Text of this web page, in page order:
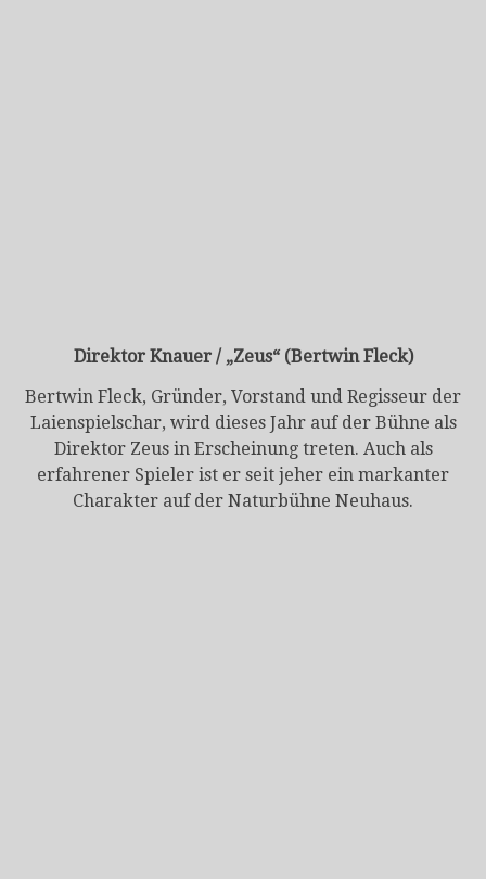
Direktor Knauer / „Zeus“ (Bertwin Fleck)
Bertwin Fleck, Gründer, Vorstand und Regisseur der
Laienspielschar, wird dieses Jahr auf der Bühne als
Direktor Zeus in Erscheinung treten. Auch als
erfahrener Spieler ist er seit jeher ein markanter
Charakter auf der Naturbühne Neuhaus.